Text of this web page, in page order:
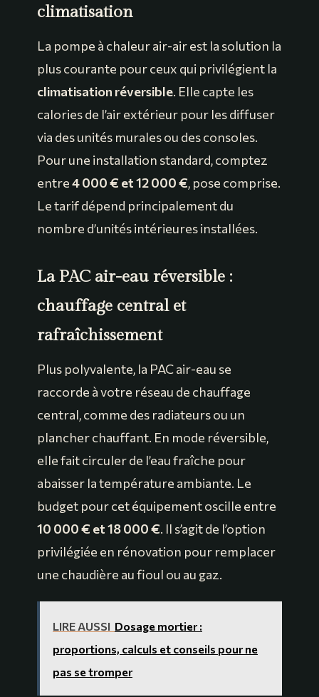
climatisation
La pompe à chaleur air-air est la solution la
plus courante pour ceux qui privilégient la
climatisation réversible. Elle capte les
calories de l’air extérieur pour les diffuser
via des unités murales ou des consoles.
Pour une installation standard, comptez
entre4 000 € et 12 000 €, pose comprise.
Le tarif dépend principalement du
nombre d’unités intérieures installées.
La PAC air-eau réversible :
chauffage central et
rafraîchissement
Plus polyvalente, la PAC air-eau se
raccorde à votre réseau de chauffage
central, comme des radiateurs ou un
plancher chauffant. En mode réversible,
elle fait circuler de l’eau fraîche pour
abaisser la température ambiante. Le
budget pour cet équipement oscille entre
10 000 € et 18 000 €. Il s’agit de l’option
privilégiée en rénovation pour remplacer
une chaudière au fioul ou au gaz.
LIRE AUSSI Dosage mortier :
proportions, calculs et conseils pour ne
pas se tromper